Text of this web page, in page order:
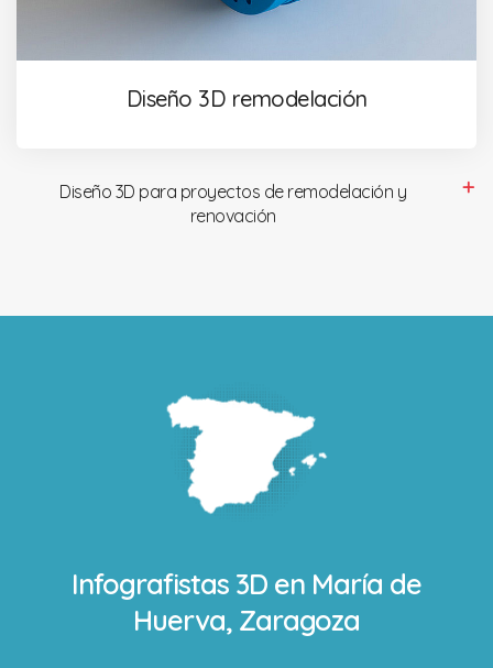
Diseño 3D remodelación
Diseño 3D para proyectos de remodelación y
renovación
Infografistas 3D en María de
Huerva, Zaragoza